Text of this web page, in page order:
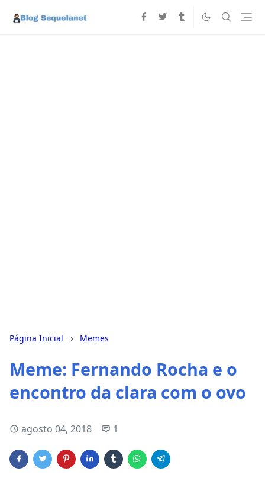
Página Inicial Memes
Meme: Fernando Rocha e o
encontro da clara com o ovo
agosto 04, 2018 1